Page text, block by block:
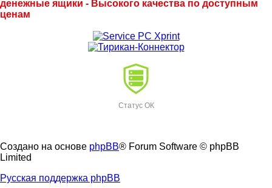
денежные ящики - Высокого качества по доступным
ценам
Статус ОК
Создано на основе phpBB® Forum Software © phpBB
Limited
Русская поддержка phpBB